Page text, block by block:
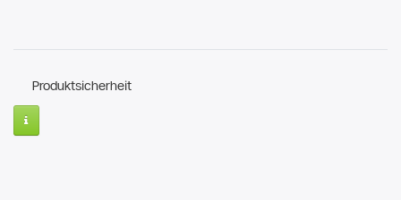
Produktsicherheit